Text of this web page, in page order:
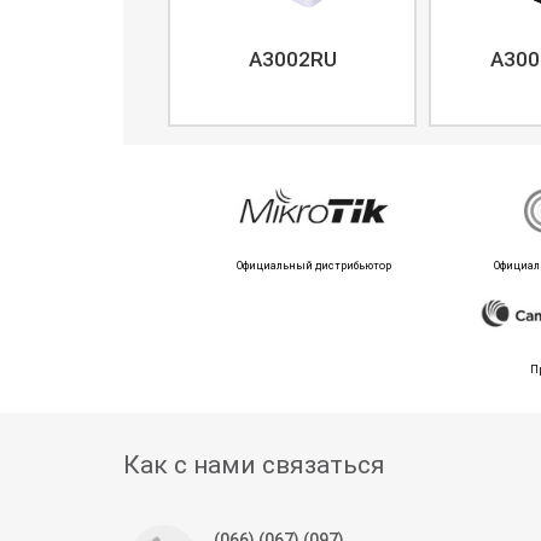
A3002RU
Официальный дистрибьютор
Как с нами связаться